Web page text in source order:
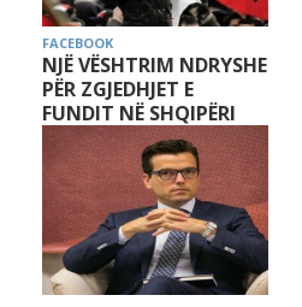
FACEBOOK
NJË VËSHTRIM NDRYSHE
PËR ZGJEDHJET E
FUNDIT NË SHQIPËRI